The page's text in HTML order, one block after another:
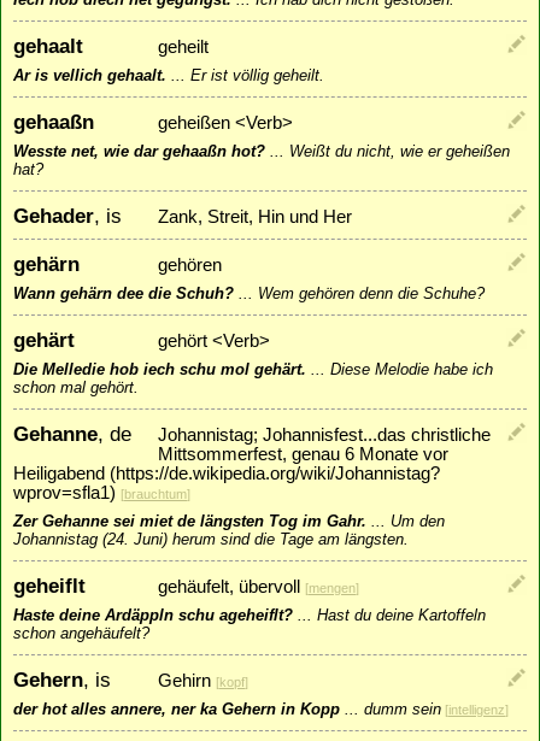
gehaalt geheilt
Ar is vellich gehaalt. Er ist völlig geheilt.
gehaaßn geheißen <Verb>
Wesste net, wie dar gehaaßn hot?
Weißt du nicht, wie er geheißen
hat?
Gehader, is Zank, Streit, Hin und Her
gehärn gehören
Wann gehärn dee die Schuh? Wem gehören denn die Schuhe?
gehärt gehört <Verb>
Die Melledie hob iech schu mol gehärt.
Diese Melodie habe ich
schon mal gehört.
Gehanne, de
Johannistag; Johannisfest...das christliche
Mittsommerfest, genau 6 Monate vor
Heiligabend (https://de.wikipedia.org/wiki/Johannistag?
wprov=sfla1) [brauchtum]
Zer Gehanne sei miet de längsten Tog im Gahr.
Um den
Johannistag (24. Juni) herum sind die Tage am längsten.
geheiflt gehäufelt, übervoll [mengen]
Haste deine Ardäppln schu ageheiflt?
Hast du deine Kartoffeln
schon angehäufelt?
Gehern, is Gehirn [kopf]
der hot alles annere, ner ka Gehern in Kopp dumm sein [intelligenz]